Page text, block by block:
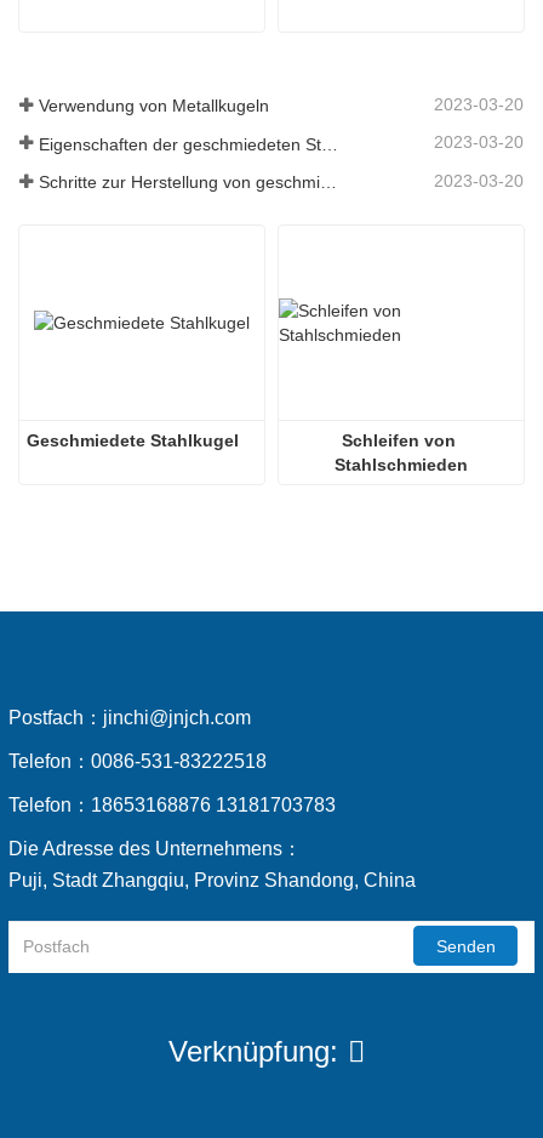
Verwendung von Metallkugeln 2023-03-20
2023-03-20
2023-03-20
Geschmiedete Stahlkugel
Schleifen von
Stahlschmieden
Postfach： jinchi@jnjch.com
Telefon： 0086-531-83222518
Telefon： 18653168876 13181703783
Die Adresse des Unternehmens：
Puji, Stadt Zhangqiu, Provinz Shandong, China
Senden
Verknüpfung: